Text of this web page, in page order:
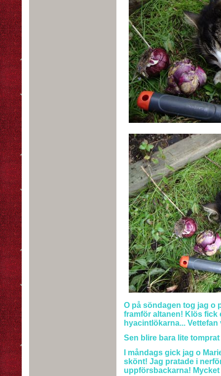
O på söndagen tog jag o
framför altanen! Klös fick
hyacintlökarna...
Sen blire bara lite
I måndags gick jag o
skönt! Jag pratade i
uppförsbackarna!